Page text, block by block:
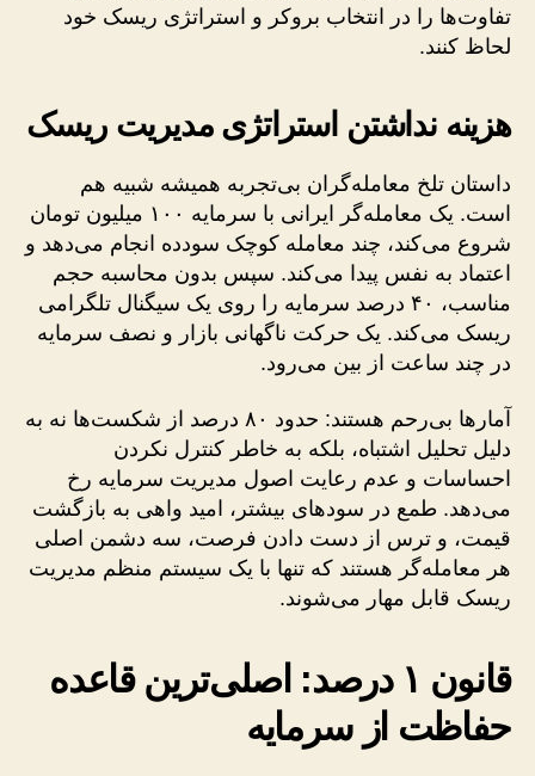
تفاوت‌ها را در انتخاب بروکر و استراتژی ریسک خود
لحاظ کنند.
هزینه نداشتن استراتژی مدیریت ریسک
داستان تلخ معامله‌گران بی‌تجربه همیشه شبیه هم
است. یک معامله‌گر ایرانی با سرمایه ۱۰۰ میلیون تومان
شروع می‌کند، چند معامله کوچک سودده انجام می‌دهد و
اعتماد به نفس پیدا می‌کند. سپس بدون محاسبه حجم
مناسب، ۴۰ درصد سرمایه را روی یک سیگنال تلگرامی
ریسک می‌کند. یک حرکت ناگهانی بازار و نصف سرمایه
در چند ساعت از بین می‌رود.
آمارها بی‌رحم هستند: حدود ۸۰ درصد از شکست‌ها نه به
دلیل تحلیل اشتباه، بلکه به خاطر کنترل نکردن
احساسات و عدم رعایت اصول مدیریت سرمایه رخ
می‌دهد. طمع در سودهای بیشتر، امید واهی به بازگشت
قیمت، و ترس از دست دادن فرصت، سه دشمن اصلی
هر معامله‌گر هستند که تنها با یک سیستم منظم مدیریت
ریسک قابل مهار می‌شوند.
قانون ۱ درصد: اصلی‌ترین قاعده
حفاظت از سرمایه